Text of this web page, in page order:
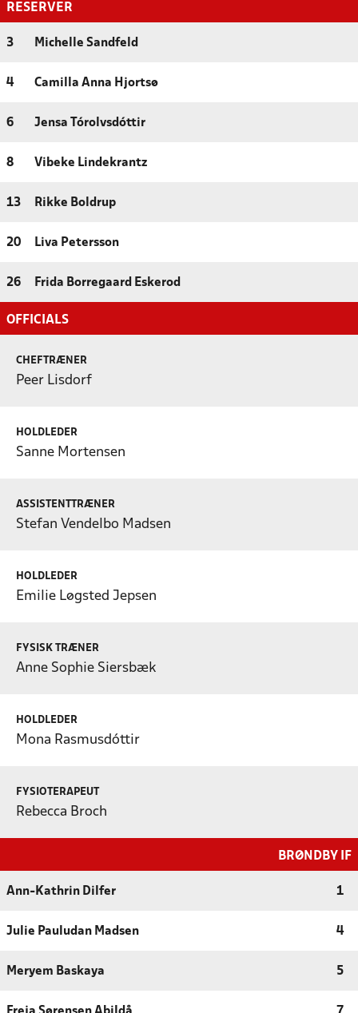
RESERVER
3 Michelle Sandfeld
4 Camilla Anna Hjortsø
6 Jensa Tórolvsdóttir
8 Vibeke Lindekrantz
13 Rikke Boldrup
20 Liva Petersson
26 Frida Borregaard Eskerod
OFFICIALS
CHEFTRÆNER
Peer Lisdorf
HOLDLEDER
Sanne Mortensen
ASSISTENTTRÆNER
Stefan Vendelbo Madsen
HOLDLEDER
Emilie Løgsted Jepsen
FYSISK TRÆNER
Anne Sophie Siersbæk
HOLDLEDER
Mona Rasmusdóttir
FYSIOTERAPEUT
Rebecca Broch
BRØNDBY IF
Ann-Kathrin Dilfer 1
Julie Pauludan Madsen 4
Meryem Baskaya 5